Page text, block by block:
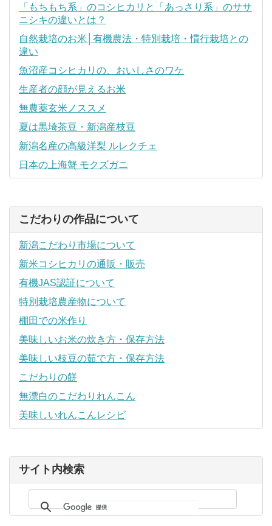
「もちもち系」のコシヒカリと「あっさり系」のササ
ニシキの違いとは？
自然栽培のお米│有機農法・特別栽培・慣行栽培との
違い
魚沼産コシヒカリの、おいしさのワケ
生産者の顔が見えるお米
無農薬玄米ノススメ
夏は黒埼茶豆・新潟産枝豆
新潟名産の高級洋梨 ルレクチェ
日本の上海蟹 モクズガニ
こだわりの作品について
新潟こだわり市場について
新米コシヒカリの通販・販売
有機JAS認証について
特別栽培農産物について
棚田での米作り
美味しいお米の炊き方・保存方法
美味しい枝豆の茹で方・保存方法
こだわりの餅
無漂白のこだわりれんこん
美味しいれんこんレシピ
サイト内検索